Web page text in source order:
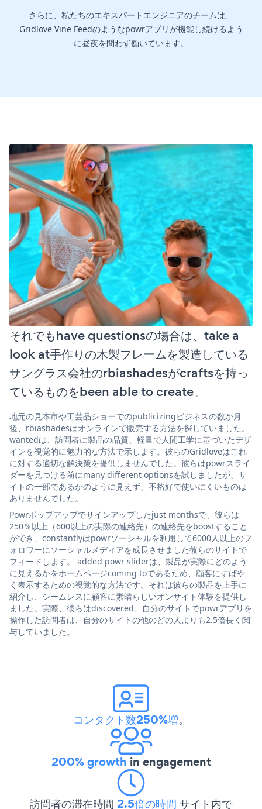
さらに、私たちのエキスパートエンジニアのチームは、
Gridlove Vine Feedのようなpowrアプリが機能し続けるよう
に昼夜を問わず働いています。
それでもhave questionsの場合は、take a
look at手作りの木製フレームを製造している
サングラス会社のrbiashadesがcraftsを持っ
ているものをbeen able to create。
地元の見本市や工芸品ショーでのpublicizingビジネスの数か月
後、rbiashadesはオンラインで販売する方法を探していました。
wantedは、訪問者に製品の品質、軽量で人間工学に基づいたデザ
インを視覚的に魅力的な方法で示します。彼らのGridloveはこれ
に対する適切な解決策を提供しませんでした。彼らはpowrスライ
ダーを見つける前にmany different optionsを試しましたが、サ
イトの一部であるかのように見えず、不格好で使いにくいものは
ありませんでした。
Powrポップアップでサインアップしたjust monthsで、彼らは
250％以上（600以上の実際の連絡先）の連絡先をboostすること
ができ、constantlyはpowrソーシャルを利用して6000人以上のフ
ォロワーにソーシャルメディアを成長させました彼らのサイトで
フィードします。 added powr sliderは、製品が実際にどのよう
に見えるかをホームページcoming toであるため、顧客にすばや
く表示するための視覚的な方法です。それは彼らの製品を上手に
紹介し、シームレスに顧客に素晴らしいオンサイト体験を提供し
ました。実際、彼らはdiscovered、自分のサイトでpowrアプリを
操作した訪問者は、自分のサイトの他のどの人よりも2.5倍長く関
与していました。
コンタクト数250%増。
200% growth in engagement
訪問者の滞在時間 2.5倍の時間 サイト内で